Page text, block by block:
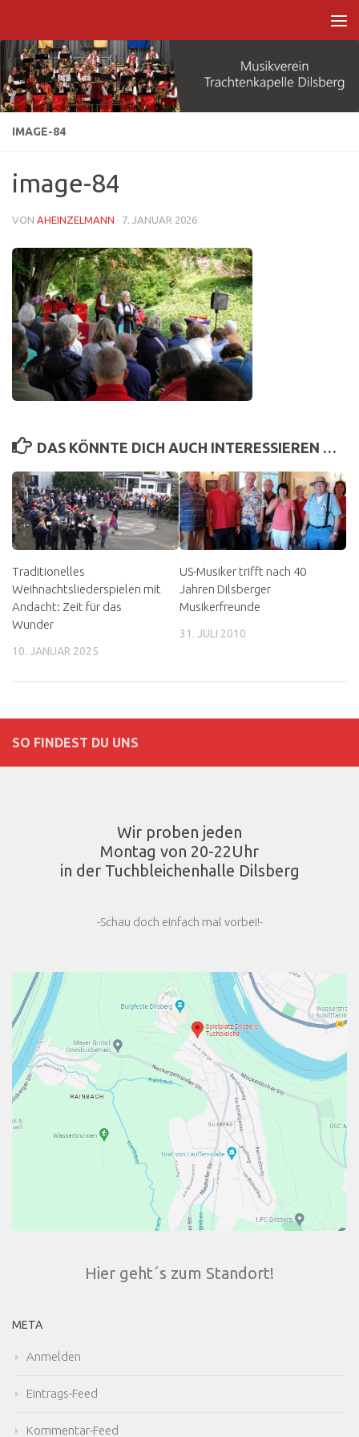
IMAGE-84
image-84
VON AHEINZELMANN · 7. JANUAR 2026
DAS KÖNNTE DICH AUCH INTERESSIEREN …
Traditionelles
Weihnachtsliederspielen mit
Andacht: Zeit für das
Wunder
10. JANUAR 2025
US-Musiker trifft nach 40
Jahren Dilsberger
Musikerfreunde
31. JULI 2010
SO FINDEST DU UNS
Wir proben jeden
Montag von 20-22Uhr
in der Tuchbleichenhalle Dilsberg
-Schau doch einfach mal vorbei!-
Hier geht´s zum Standort!
META
Anmelden
Eintrags-Feed
Kommentar-Feed